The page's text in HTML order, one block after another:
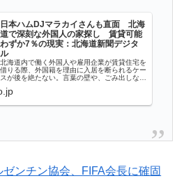
人が東京へ行くしかない理由がこ
でめちゃくちゃ羨ましい…（ﾌﾞﾙ
業界で100年続いている暗黙の伝
きなクラブで良かった」
日本ハムDJマラカイさんも直面 北海
道で深刻な外国人の家探し 賃貸可能
わずか7％の現実：北海道新聞デジタ
ル
北海道内で働く外国人や雇用企業が賃貸住宅を
借りる際、外国籍を理由に入居を断られるケー
スが後を絶たない。言葉の壁や、ごみ出しなど
念する大家が多いためだ。道内の外...
ゼンチン協会、FIFA会長に確固